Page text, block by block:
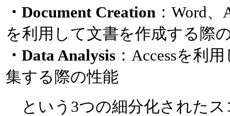
・Document Creation ：Word
を利用して文書を作成する際
・Data Analysis ：Accessを利
集する際の性能
という3つの細分化されたス